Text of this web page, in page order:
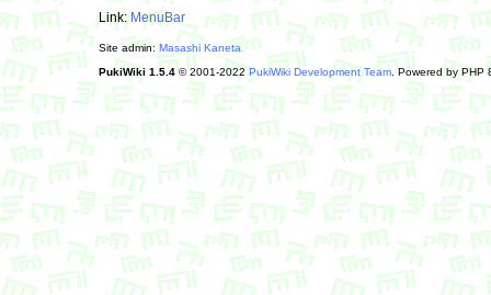
Link: MenuBar
Site admin: Masashi Kaneta
PukiWiki 1.5.4© 2001-2022PukiWiki Development Team . Powered by